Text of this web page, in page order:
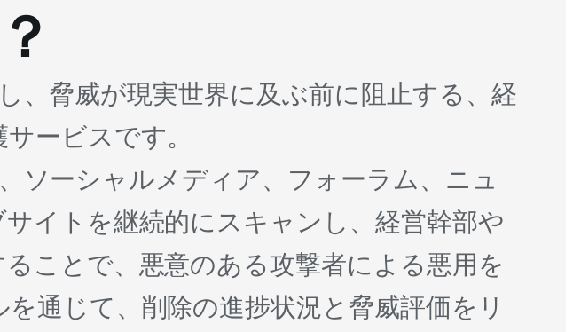
、脅威が現実世界に及ぶ前に阻止する、経
ービスです。
ソーシャルメディア、フォーラム、ニュ
イトを継続的にスキャンし、経営幹部や
ことで、悪意のある攻撃者による悪用を
通じて、削除の進捗状況と脅威評価をリ